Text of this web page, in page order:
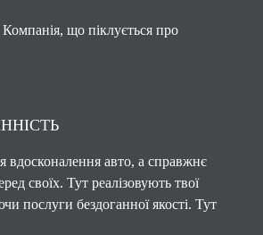
Компанія, що піклується про
вдосконалення авто, а справжнє
своїх. Тут реалізовують твої
послуги бездоганної якості. Тут